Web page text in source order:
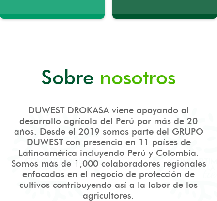
Sobre nosotros
DUWEST DROKASA viene apoyando al
desarrollo agrícola del Perú por más de 20
años. Desde el 2019 somos parte del GRUPO
DUWEST con presencia en 11 países de
Latinoamérica incluyendo Perú y Colombia.
Somos más de 1,000 colaboradores regionales
enfocados en el negocio de protección de
cultivos contribuyendo así a la labor de los
agricultores.